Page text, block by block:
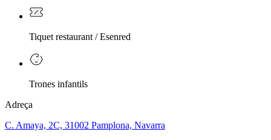
Tiquet restaurant / Esenred
Trones infantils
Adreça
C. Amaya, 2C, 31002 Pamplona, Navarra